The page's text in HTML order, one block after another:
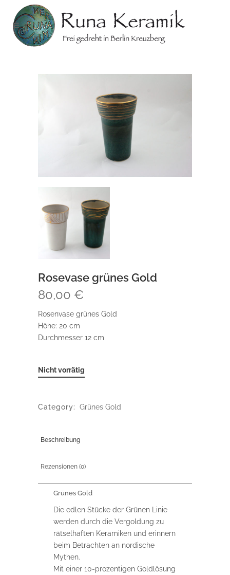
Rosevase grünes Gold
80,00 €
Rosenvase grünes Gold
Höhe: 20 cm
Durchmesser 12 cm
Nicht vorrätig
Category: Grünes Gold
Beschreibung
Rezensionen (0)
Grünes Gold
Die edlen Stücke der Grünen Linie
werden durch die Vergoldung zu
rätselhaften Keramiken und erinnern
beim Betrachten an nordische
Mythen.
Mit einer 10-prozentigen Goldlösung